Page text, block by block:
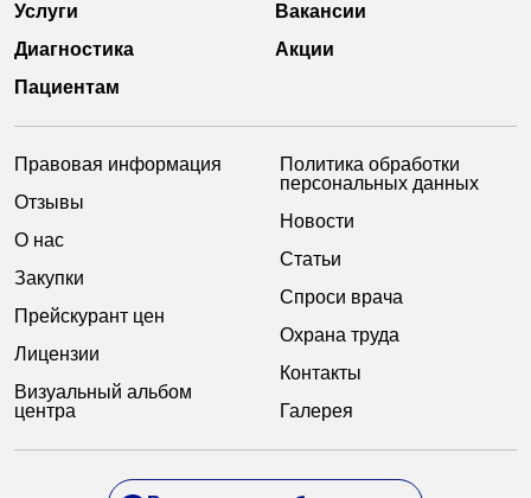
Услуги
Вакансии
Диагностика
Акции
Пациентам
Правовая информация
Отзывы
О нас
Закупки
Прейскурант цен
Лицензии
Визуальный альбом
центра
Политика обработки
персональных данных
Новости
Статьи
Спроси врача
Охрана труда
Контакты
Галерея